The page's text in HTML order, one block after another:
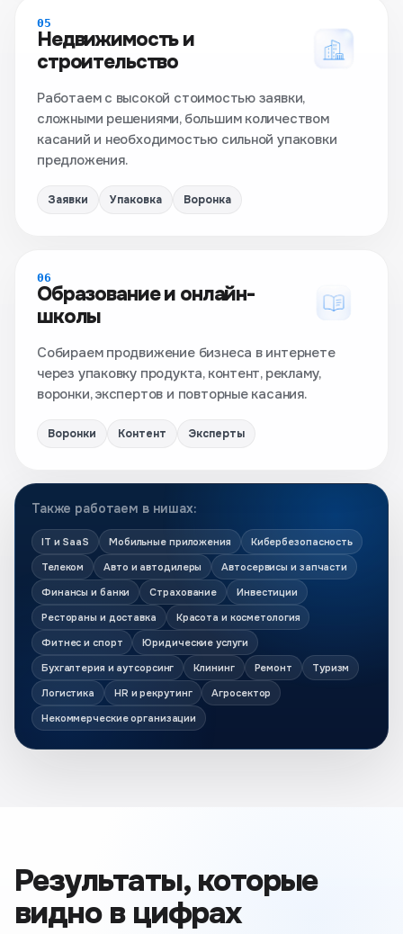
05
Недвижимость и
строительство
Работаем с высокой стоимостью заявки,
сложными решениями, большим количеством
касаний и необходимостью сильной упаковки
предложения.
Заявки Упаковка Воронка
06
Образование и онлайн-
школы
Собираем продвижение бизнеса в интернете
через упаковку продукта, контент, рекламу,
воронки, экспертов и повторные касания.
Воронки Контент Эксперты
Также работаем в нишах:
IT и SaaS Мобильные приложения
Кибербезопасность
Телеком
Авто и автодилеры
Автосервисы и запчасти
Финансы и банки
Страхование
Инвестиции
Рестораны и доставка
Красота и косметология
Фитнес и спорт
Юридические услуги
Бухгалтерия и аутсорсинг
Клининг Ремонт
Туризм
Логистика
HR и рекрутинг
Агросектор
Некоммерческие организации
Результаты, которые
видно в цифрах